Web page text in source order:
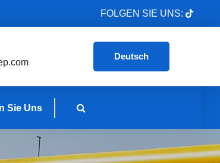
FOLGEN SIE UNS:
Deutsch
Sie Uns